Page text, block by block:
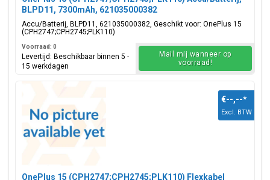
BLPD11, 7300mAh, 621035000382
Accu/Batterij, BLPD11, 621035000382, Geschikt voor: OnePlus 15
(CPH2747;CPH2745;PLK110)
Voorraad: 0
Levertijd: Beschikbaar binnen 5 -
15 werkdagen
Mail mij wanneer op
voorraad!
OnePlus 15 (CPH2747;CPH2745;PLK110) Flexkabel
€--,--*
Excl. BTW